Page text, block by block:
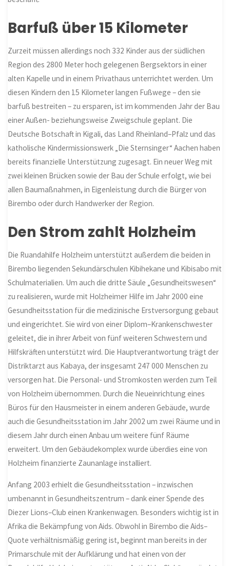
Barfuß über 15 Kilometer
Zurzeit müssen allerdings noch 332 Kinder aus der südlichen
Region des 2800 Meter hoch gelegenen Bergsektors in einer
alten Kapelle und in einem Privathaus unterrichtet werden. Um
diesen Kindern den 15 Kilometer langen Fußwege – den sie
barfuß bestreiten – zu ersparen, ist im kommenden Jahr der Bau
einer Außen- beziehungsweise Zweigschule geplant. Die
Deutsche Botschaft in Kigali, das Land Rheinland–Pfalz und das
katholische Kindermissionswerk „Die Sternsinger“ Aachen haben
bereits finanzielle Unterstützung zugesagt. Ein neuer Weg mit
zwei kleinen Brücken sowie der Bau der Schule erfolgt, wie bei
allen Baumaßnahmen, in Eigenleistung durch die Bürger von
Birembo oder durch Handwerker der Region.
Den Strom zahlt Holzheim
Die Ruandahilfe Holzheim unterstützt außerdem die beiden in
Birembo liegenden Sekundärschulen Kibihekane und Kibisabo mit
Schulmaterialien. Um auch die dritte Säule „Gesundheitswesen“
zu realisieren, wurde mit Holzheimer Hilfe im Jahr 2000 eine
Gesundheitsstation für die medizinische Erstversorgung gebaut
und eingerichtet. Sie wird von einer Diplom–Krankenschwester
geleitet, die in ihrer Arbeit von fünf weiteren Schwestern und
Hilfskräften unterstützt wird. Die Hauptverantwortung trägt der
Distriktarzt aus Kabaya, der insgesamt 247 000 Menschen zu
versorgen hat. Die Personal- und Stromkosten werden zum Teil
von Holzheim übernommen. Durch die Neueinrichtung eines
Büros für den Hausmeister in einem anderen Gebäude, wurde
auch die Gesundheitsstation im Jahr 2002 um zwei Räume und in
diesem Jahr durch einen Anbau um weitere fünf Räume
erweitert. Um den Gebäudekomplex wurde überdies eine von
Holzheim finanzierte Zaunanlage installiert.
Anfang 2003 erhielt die Gesundheitsstation – inzwischen
umbenannt in Gesundheitszentrum – dank einer Spende des
Diezer Lions–Club einen Krankenwagen. Besonders wichtig ist in
Afrika die Bekämpfung von Aids. Obwohl in Birembo die Aids–
Quote verhältnismäßig gering ist, beginnt man bereits in der
Primarschule mit der Aufklärung und hat einen von der